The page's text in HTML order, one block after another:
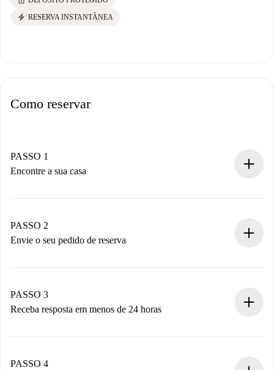
electric_bolt RESERVA INSTANTÂNEA
Como reservar
PASSO 1
Encontre a sua casa
Você tem todas as informações necessárias
antecipadamente.
PASSO 2
Envie o seu pedido de reserva
Não cobramos nada até que o proprietário confirme.
PASSO 3
Receba resposta em menos de 24 horas
proprietário.
PASSO 4